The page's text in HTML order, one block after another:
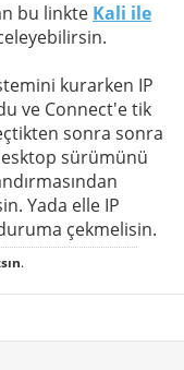
bu linkte Kali ile
kurarken IP
ve Connect'e tik
sonra sonra
sürümünü
Yada elle IP
çekmelisin.
.